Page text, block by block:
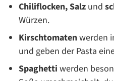
Chiliflocken, Salz und
Würzen.
Kirschtomatenwerden
und geben der Pasta
Spaghetti werden